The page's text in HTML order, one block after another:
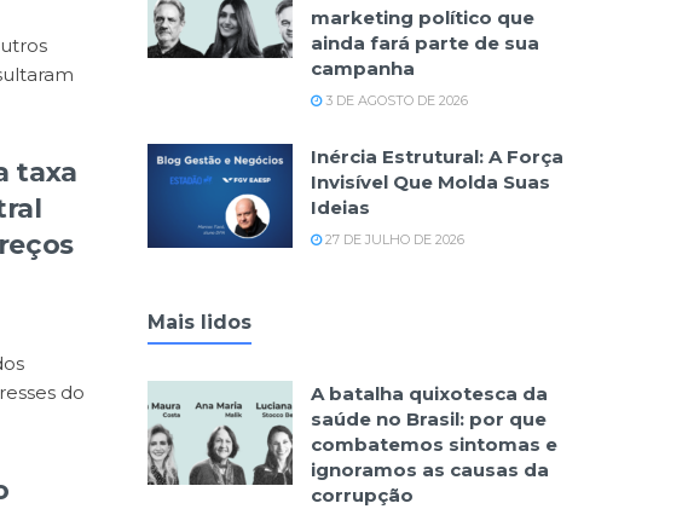
taxa
do
marketing político que
ainda fará parte de sua
campanha
3 DE AGOSTO DE 2026
Inércia Estrutural: A Força
Invisível Que Molda Suas
Ideias
27 DE JULHO DE 2026
Mais lidos
A batalha quixotesca da
saúde no Brasil: por que
combatemos sintomas e
ignoramos as causas da
corrupção